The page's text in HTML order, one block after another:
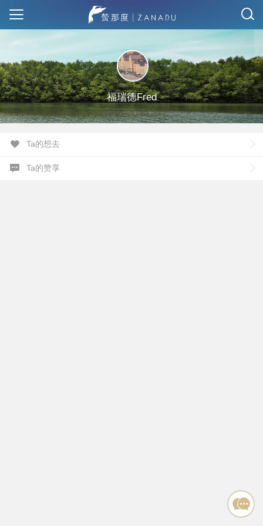
福瑞德Fred
Ta的想去
Ta的赞享